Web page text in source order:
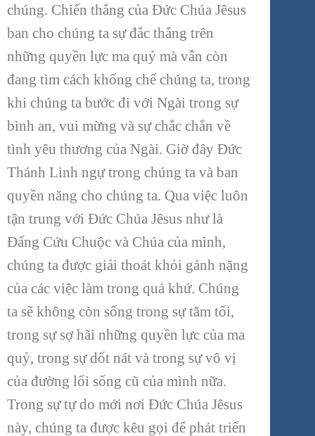
chúng. Chiến thắng của Đức Chúa Jêsus
ban cho chúng ta sự đắc thắng trên
những quyền lực ma quỷ mà vẫn còn
đang tìm cách khống chế chúng ta, trong
khi chúng ta bước đi với Ngài trong sự
bình an, vui mừng và sự chắc chắn về
tình yêu thương của Ngài. Giờ đây Đức
Thánh Linh ngự trong chúng ta và ban
quyền năng cho chúng ta. Qua việc luôn
tận trung với Đức Chúa Jêsus như là
Đấng Cứu Chuộc và Chúa của mình,
chúng ta được giải thoát khỏi gánh nặng
của các việc làm trong quá khứ. Chúng
ta sẽ không còn sống trong sự tăm tối,
trong sự sợ hãi những quyền lực của ma
quỷ, trong sự dốt nát và trong sự vô vị
của đường lối sống cũ của mình nữa.
Trong sự tự do mới nơi Đức Chúa Jêsus
này, chúng ta được kêu gọi để phát triển